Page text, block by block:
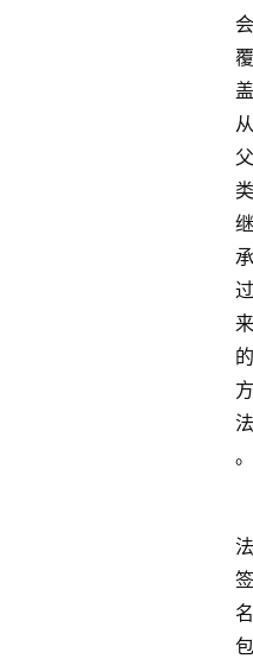
会
覆
盖
从
父
类
继
承
过
来
的
方
法
。
法
签
名
包